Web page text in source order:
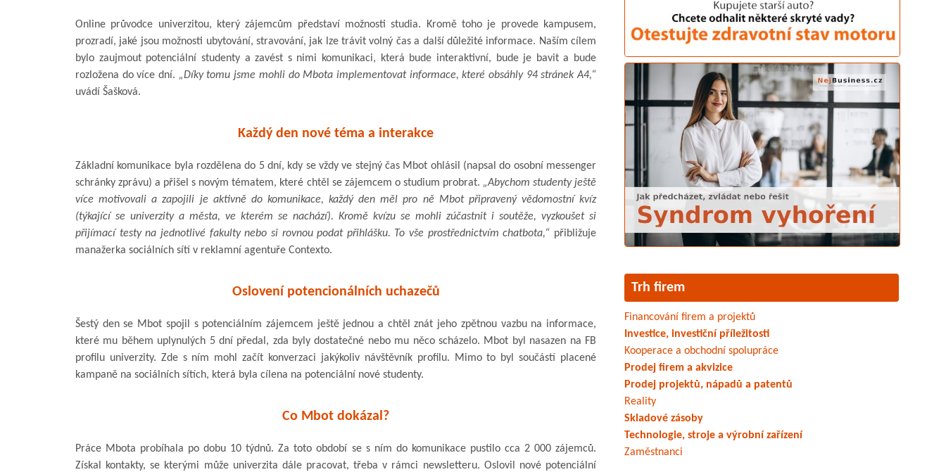
Online průvodce univerzitou, který zájemcům představí možnosti studia. Kromě toho je provede kampusem,
prozradí, jaké jsou možnosti ubytování, stravování, jak lze trávit volný čas a další důležité informace. Naším cílem
bylo zaujmout potenciální studenty a zavést s nimi komunikaci, která bude interaktivní, bude je bavit a bude
rozložena do více dní. „Díky tomu jsme mohli do Mbota implementovat informace, které obsáhly 94 stránek A4,“
uvádí Šašková.
Každý den nové téma a interakce
Základní komunikace byla rozdělena do 5 dní, kdy se vždy ve stejný čas Mbot ohlásil (napsal do osobní messenger
schránky zprávu) a přišel s novým tématem, které chtěl se zájemcem o studium probrat. „Abychom studenty ještě
více motivovali a zapojili je aktivně do komunikace, každý den měl pro ně Mbot připravený vědomostní kvíz
(týkající se univerzity a města, ve kterém se nachází). Kromě kvízu se mohli zúčastnit i soutěže, vyzkoušet si
přijímací testy na jednotlivé fakulty nebo si rovnou podat přihlášku. To vše prostřednictvím chatbota,“ přibližuje
manažerka sociálních sítí v reklamní agentuře Contexto.
Oslovení potencionálních uchazečů
Šestý den se Mbot spojil s potenciálním zájemcem ještě jednou a chtěl znát jeho zpětnou vazbu na informace,
které mu během uplynulých 5 dní předal, zda byly dostatečné nebo mu něco scházelo. Mbot byl nasazen na FB
profilu univerzity. Zde s ním mohl začít konverzaci jakýkoliv návštěvník profilu. Mimo to byl součástí placené
kampaně na sociálních sítích, která byla cílena na potenciální nové studenty.
Co Mbot dokázal?
Práce Mbota probíhala po dobu 10 týdnů. Za toto období se s ním do komunikace pustilo cca 2 000 zájemců.
Získal kontakty, se kterými může univerzita dále pracovat, třeba v rámci newsletteru. Oslovil nové potenciální
Trh firem
Financování firem a projektů
Investice, investiční příležitosti
Kooperace a obchodní spolupráce
Prodej firem a akvizice
Prodej projektů, nápadů a patentů
Reality
Skladové zásoby
Technologie, stroje a výrobní zařízení
Zaměstnanci